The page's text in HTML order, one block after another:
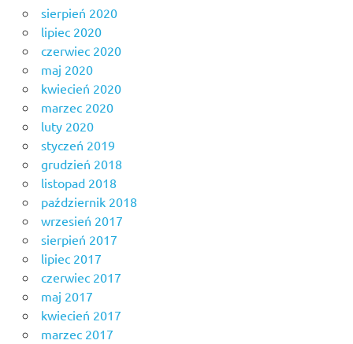
sierpień 2020
lipiec 2020
czerwiec 2020
maj 2020
kwiecień 2020
marzec 2020
luty 2020
styczeń 2019
grudzień 2018
listopad 2018
październik 2018
wrzesień 2017
sierpień 2017
lipiec 2017
czerwiec 2017
maj 2017
kwiecień 2017
marzec 2017